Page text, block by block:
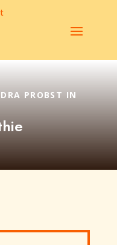
PROBST IN